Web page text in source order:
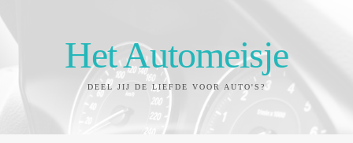
Het Automeisje
DEEL JIJ DE LIEFDE VOOR AUTO'S?